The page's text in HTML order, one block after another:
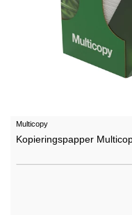
Multicopy
Kopieringspapper